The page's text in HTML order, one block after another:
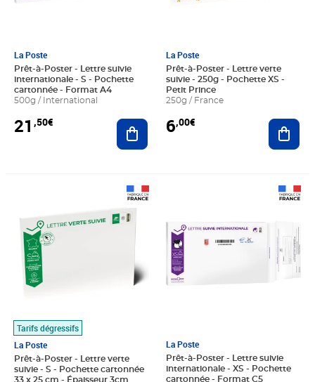
La Poste
Prêt-à-Poster - Lettre suivie
internationale - S - Pochette
cartonnée - Format A4
500g / International
21 ,50€ Ajouter au panier
La Poste
Prêt-à-Poster - Lettre verte
suivie - 250g - Pochette XS -
Petit Prince
250g / France
6,00€
Tarifs dégressifs
La Poste
Prêt-à-Poster - Lettre verte
suivie - S - Pochette cartonnée
33 x 25 cm - Épaisseur 3cm
La Poste
Prêt-à-Poster - Lettre suivie
internationale - XS - Pochette
cartonnée - Format C5